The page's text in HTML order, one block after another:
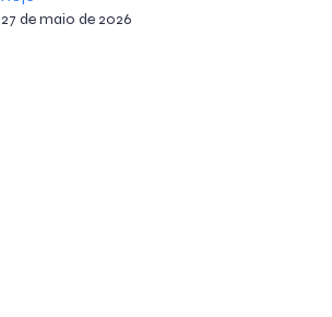
27 de maio de 2026